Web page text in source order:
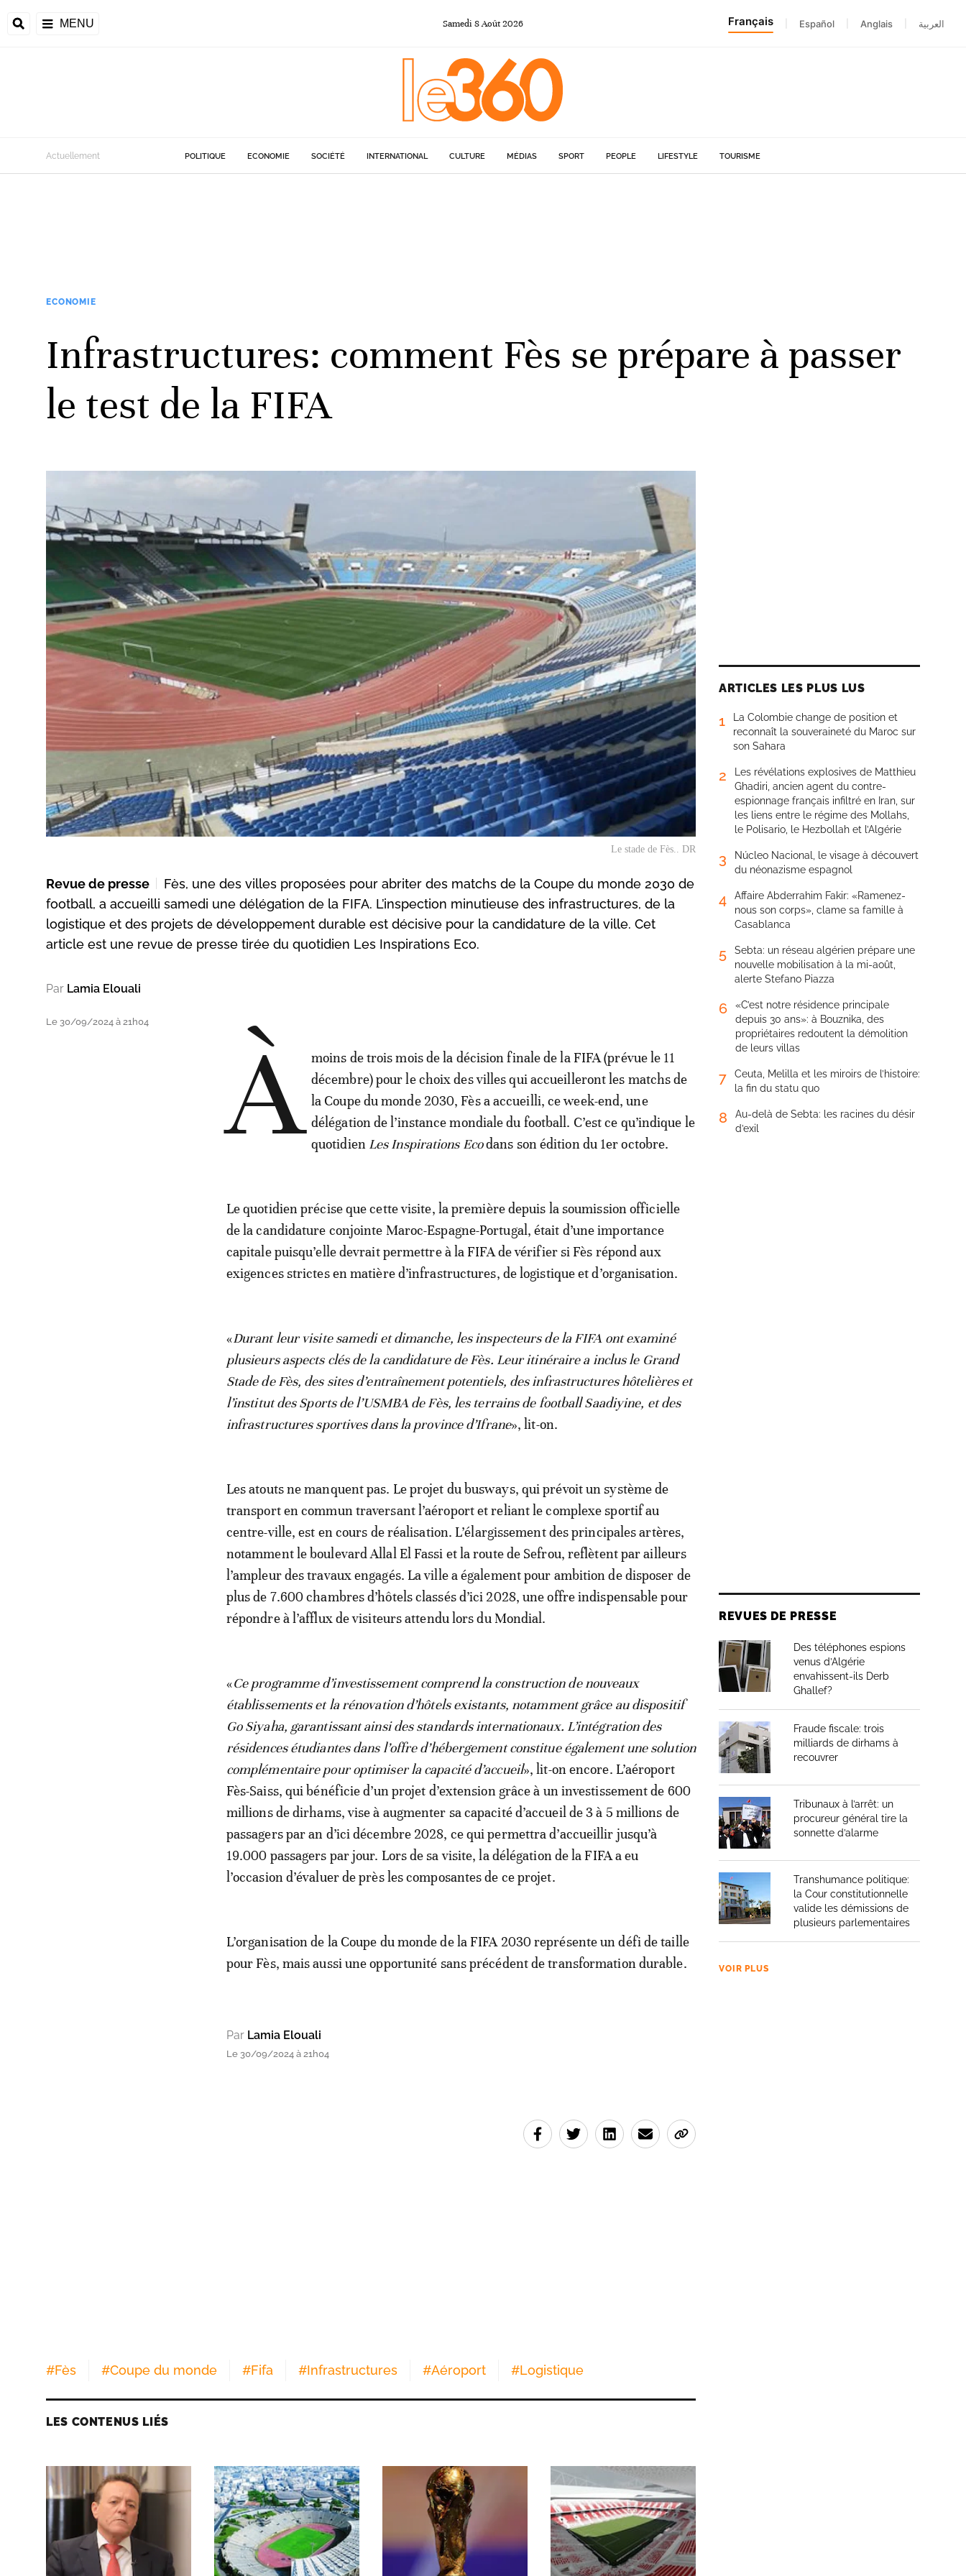
MENU Samedi 8Août2026 Français Español Anglais العربية
Actuellement POLITIQUE ECONOMIE SOCIÉTÉ INTERNATIONAL CULTURE MÉDIAS SPORT PEOPLE LIFESTYLE TOURISME
ECONOMIE
Infrastructures: comment Fès se prépare à passer
le test de la FIFA
Le stade de Fès.. DR
Revue de presse
Fès, une des villes proposées pour abriter des matchs de la Coupe du monde 2030 de
football, a accueilli samedi une délégation de la FIFA. L’inspection minutieuse des infrastructures, de la
logistique et des projets de développement durable est décisive pour la candidature de la ville. Cet
article est une revue de presse tirée du quotidien Les Inspirations Eco.
Par Lamia Elouali
Le 30/09/2024 à 21h04 À moins de trois mois de la décision finale de la FIFA (prévue le 11
décembre) pour le choix des villes qui accueilleront les matchs de
la Coupe du monde 2030, Fès a accueilli, ce week-end, une
délégation de l’instance mondiale du football. C’est ce qu’indique le
quotidien Les Inspirations Ecodans son édition du 1er octobre.
Le quotidien précise que cette visite, la première depuis la soumission officielle
de la candidature conjointe Maroc-Espagne-Portugal, était d’une importance
capitale puisqu’elle devrait permettre à la FIFA de vérifier si Fès répond aux
exigences strictes en matière d’infrastructures, de logistique et d’organisation.
«Durant leur visite samedi et dimanche, les inspecteurs de la FIFA ont examiné
plusieurs aspects clés de la candidature de Fès. Leur itinéraire a inclus le Grand
Stade de Fès, des sites d’entraînement potentiels, des infrastructures hôtelières et
l’institut des Sports de l’USMBA de Fès, les terrains de football Saadiyine, et des
infrastructures sportives dans la province d’Ifrane», lit-on.
Les atouts ne manquent pas. Le projet du busways, qui prévoit un système de
transport en commun traversant l’aéroport et reliant le complexe sportif au
centre-ville, est en cours de réalisation. L’élargissement des principales artères,
notamment le boulevard Allal El Fassi et la route de Sefrou, reflètent par ailleurs
l’ampleur des travaux engagés. La ville a également pour ambition de disposer de
plus de 7.600 chambres d’hôtels classés d’ici 2028, une offre indispensable pour
répondre à l’afflux de visiteurs attendu lors du Mondial.
«Ce programme d’investissement comprend la construction de nouveaux
établissements et la rénovation d’hôtels existants, notamment grâce au dispositif
Go Siyaha, garantissant ainsi des standards internationaux. L’intégration des
résidences étudiantes dans l’offre d’hébergement constitue également une solution
complémentaire pour optimiser la capacité d’accueil», lit-on encore. L’aéroport
Fès-Saiss, qui bénéficie d’un projet d’extension grâce à un investissement de 600
millions de dirhams, vise à augmenter sa capacité d’accueil de 3 à 5 millions de
passagers par an d’ici décembre 2028, ce qui permettra d’accueillir jusqu’à
19.000 passagers par jour. Lors de sa visite, la délégation de la FIFA a eu
l’occasion d’évaluer de près les composantes de ce projet.
L’organisation de la Coupe du monde de la FIFA 2030 représente un défi de taille
pour Fès, mais aussi une opportunité sans précédent de transformation durable.
Par Lamia Elouali
Le 30/09/2024 à 21h04
#Fès #Coupe du monde #Fifa #Infrastructures #Aéroport #Logistique
LES CONTENUS LIÉS
ARTICLES LES PLUS LUS
1
La Colombie change de position et
reconnaît la souveraineté du Maroc sur
son Sahara
2
Les révélations explosives de Matthieu
Ghadiri, ancien agent du contre-
espionnage français infiltré en Iran, sur
les liens entre le régime des Mollahs,
le Polisario, le Hezbollah et l’Algérie
3
Núcleo Nacional, le visage à découvert
du néonazisme espagnol
4
Affaire Abderrahim Fakir: «Ramenez-
nous son corps», clame sa famille à
Casablanca
5
Sebta: un réseau algérien prépare une
nouvelle mobilisation à la mi-août,
alerte Stefano Piazza
6
«C’est notre résidence principale
depuis 30 ans»: à Bouznika, des
propriétaires redoutent la démolition
de leurs villas
7
Ceuta, Melilla et les miroirs de l’histoire:
la fin du statu quo
8
Au-delà de Sebta: les racines du désir
d’exil
REVUES DE PRESSE
Des téléphones espions
venus d’Algérie
envahissent-ils Derb
Ghallef?
Fraude fiscale: trois
milliards de dirhams à
recouvrer
Tribunaux à l’arrêt: un
procureur général tire la
sonnette d’alarme
Transhumance politique:
la Cour constitutionnelle
valide les démissions de
plusieurs parlementaires
VOIR PLUS